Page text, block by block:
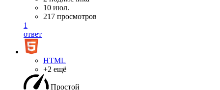
10 июл.
217 просмотров
1
ответ
HTML
+2 ещё
Простой